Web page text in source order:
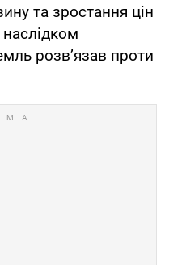
та зростання цін
розв’язав проти